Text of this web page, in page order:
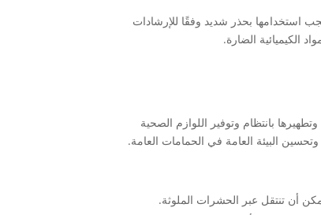
استخدامها بحذر شديد وفقًا للإرشادات
الكيميائية الضارة.
بانتظام وتوفير اللوازم الصحية
البيئة العامة في الحمامات العامة.
أن تنتقل عبر الحشرات الملوثة.